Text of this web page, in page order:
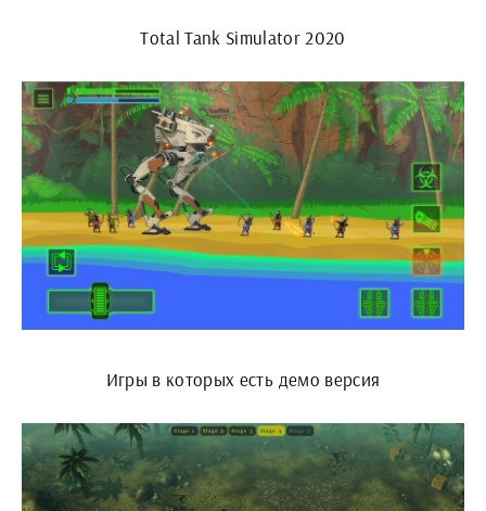
Total Tank Simulator 2020
Игры в которых есть демо версия